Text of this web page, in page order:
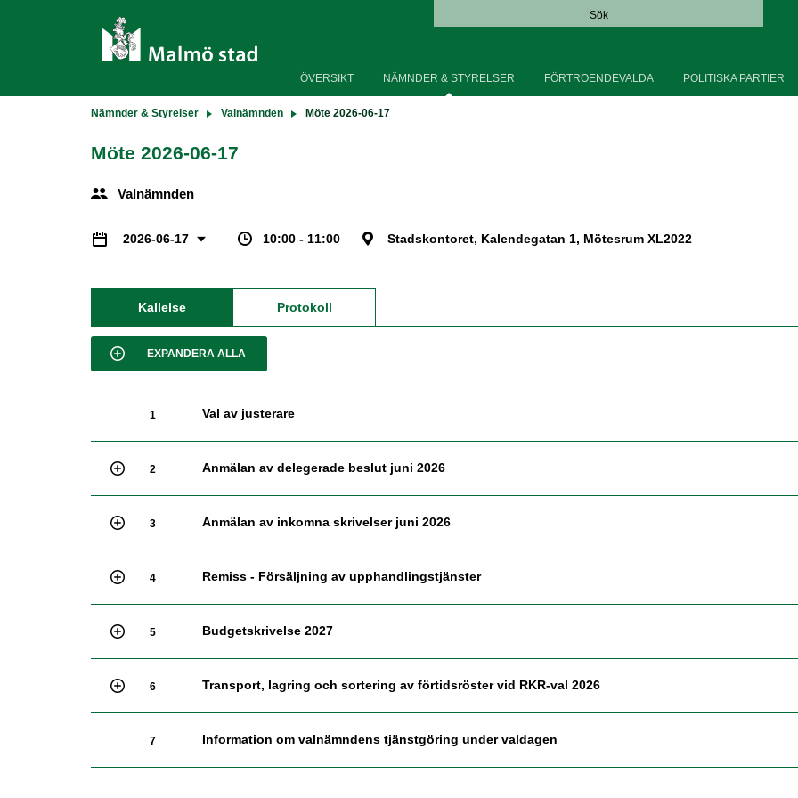
Sök
ÖVERSIKT NÄMNDER & STYRELSER FÖRTROENDEVALDA POLITISKA PARTIER
Nämnder & Styrelser Valnämnden Möte 2026-06-17
Möte 2026-06-17
Valnämnden
2026-06-17 10:00 - 11:00 Stadskontoret, Kalendegatan 1, Mötesrum XL2022
Kallelse Protokoll
EXPANDERA ALLA
1 Val av justerare
2 Anmälan av delegerade beslut juni 2026
3 Anmälan av inkomna skrivelser juni 2026
4 Remiss - Försäljning av upphandlingstjänster
5 Budgetskrivelse 2027
6 Transport, lagring och sortering av förtidsröster vid RKR-val 2026
7 Information om valnämndens tjänstgöring under valdagen